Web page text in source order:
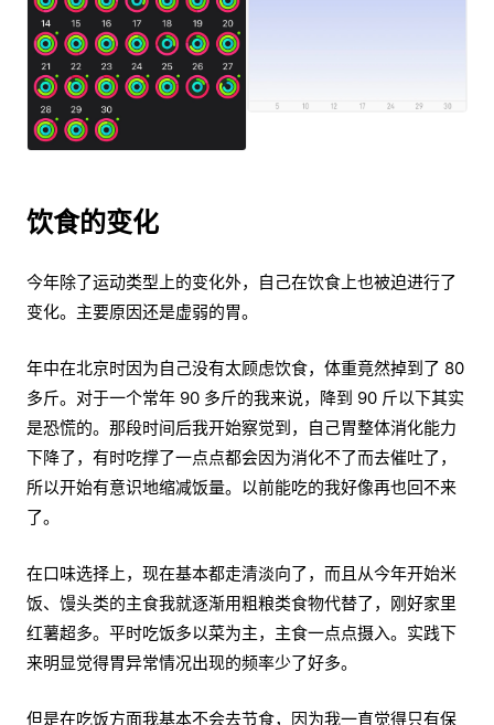
饮食的变化
今年除了运动类型上的变化外，自己在饮食上也被迫进行了
变化。主要原因还是虚弱的胃。
年中在北京时因为自己没有太顾虑饮食，体重竟然掉到了 80
多斤。对于一个常年 90 多斤的我来说，降到 90 斤以下其实
是恐慌的。那段时间后我开始察觉到，自己胃整体消化能力
下降了，有时吃撑了一点点都会因为消化不了而去催吐了，
所以开始有意识地缩减饭量。以前能吃的我好像再也回不来
了。
在口味选择上，现在基本都走清淡向了，而且从今年开始米
饭、馒头类的主食我就逐渐用粗粮类食物代替了，刚好家里
红薯超多。平时吃饭多以菜为主，主食一点点摄入。实践下
来明显觉得胃异常情况出现的频率少了好多。
但是在吃饭方面我基本不会去节食，因为我一直觉得只有保